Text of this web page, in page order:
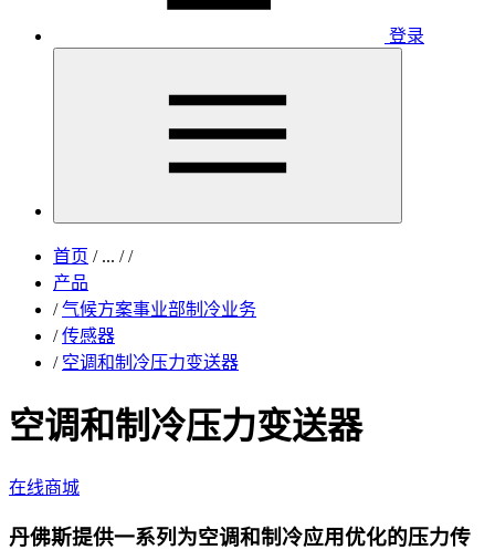
登录
首页 /... / /
产品
/ 气候方案事业部制冷业务
/ 传感器
/ 空调和制冷压力变送器
空调和制冷压力变送器
在线商城
丹佛斯提供一系列为空调和制冷应用优化的压力传